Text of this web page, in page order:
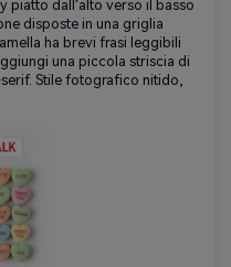
piatto dall'alto verso il basso
disposte in una griglia
ha brevi frasi leggibili
una piccola striscia di
Stile fotografico nitido,